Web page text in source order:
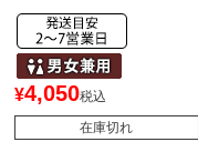
¥4,050税込
在庫切れ